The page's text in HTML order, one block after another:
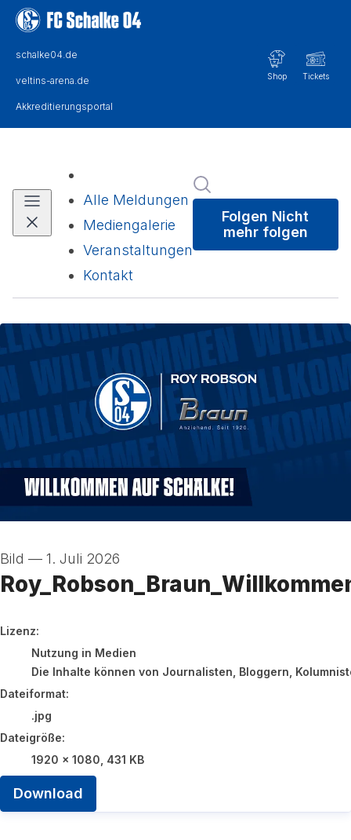
Alle Meldungen
Mediengalerie
Veranstaltungen
Kontakt
Folgen Nicht
mehr folgen
Bild — 1. Juli 2026
go to media item
Lizenz:
Nutzung in Medien
Die Inhalte können von Journalisten, Bloggern,
Dateiformat:
.jpg
Dateigröße:
1920 x 1080, 431 KB
Download